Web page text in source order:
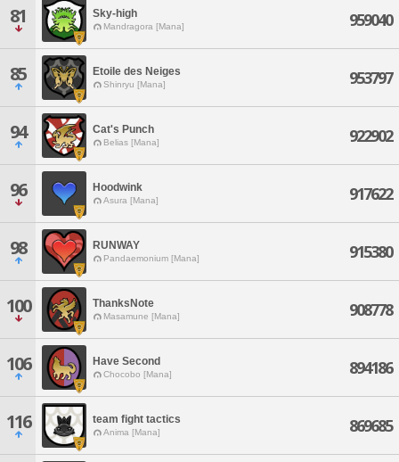
81 Sky-high
Mandragora [Mana] 959040
85 Etoile des Neiges
Shinryu [Mana] 953797
94 Cat's Punch
Belias [Mana] 922902
96 Hoodwink
Asura [Mana] 917622
98 RUNWAY
Pandaemonium [Mana] 915380
100 ThanksNote
Masamune [Mana] 908778
106 Have Second
Chocobo [Mana] 894186
116 team fight tactics
Anima [Mana] 869685